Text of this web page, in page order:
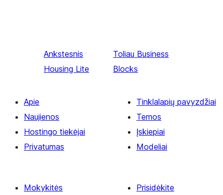
Ankstesnis
Housing Lite
Toliau Business
Blocks
Apie
Naujienos
Hostingo tiekėjai
Privatumas
Tinklalapių pavyzdžiai
Temos
Įskiepiai
Modeliai
Mokykitės
Prisidėkite